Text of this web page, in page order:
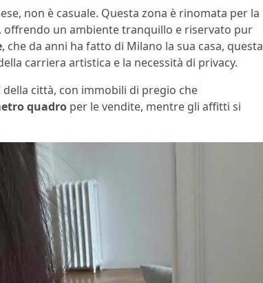
non è casuale. Questa zona è rinomata per la
un ambiente tranquillo e riservato pur
, che da anni ha fatto di Milano la sua casa, questa
carriera artistica e la necessità di privacy.
città, con immobili di pregio che
quadro per le vendite, mentre gli affitti si